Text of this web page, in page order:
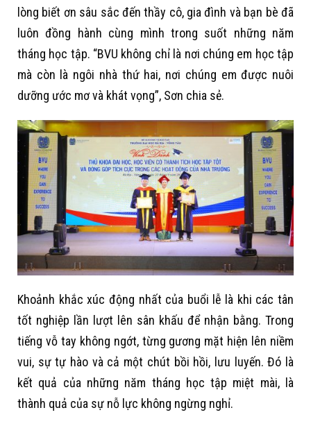
lòng biết ơn sâu sắc đến thầy cô, gia đình và bạn bè đã
luôn đồng hành cùng mình trong suốt những năm
tháng học tập. “BVU không chỉ là nơi chúng em học tập
mà còn là ngôi nhà thứ hai, nơi chúng em được nuôi
dưỡng ước mơ và khát vọng”, Sơn chia sẻ.
Khoảnh khắc xúc động nhất của buổi lễ là khi các tân
tốt nghiệp lần lượt lên sân khấu để nhận bằng. Trong
tiếng vỗ tay không ngớt, từng gương mặt hiện lên niềm
vui, sự tự hào và cả một chút bồi hồi, lưu luyến. Đó là
kết quả của những năm tháng học tập miệt mài, là
thành quả của sự nỗ lực không ngừng nghỉ.